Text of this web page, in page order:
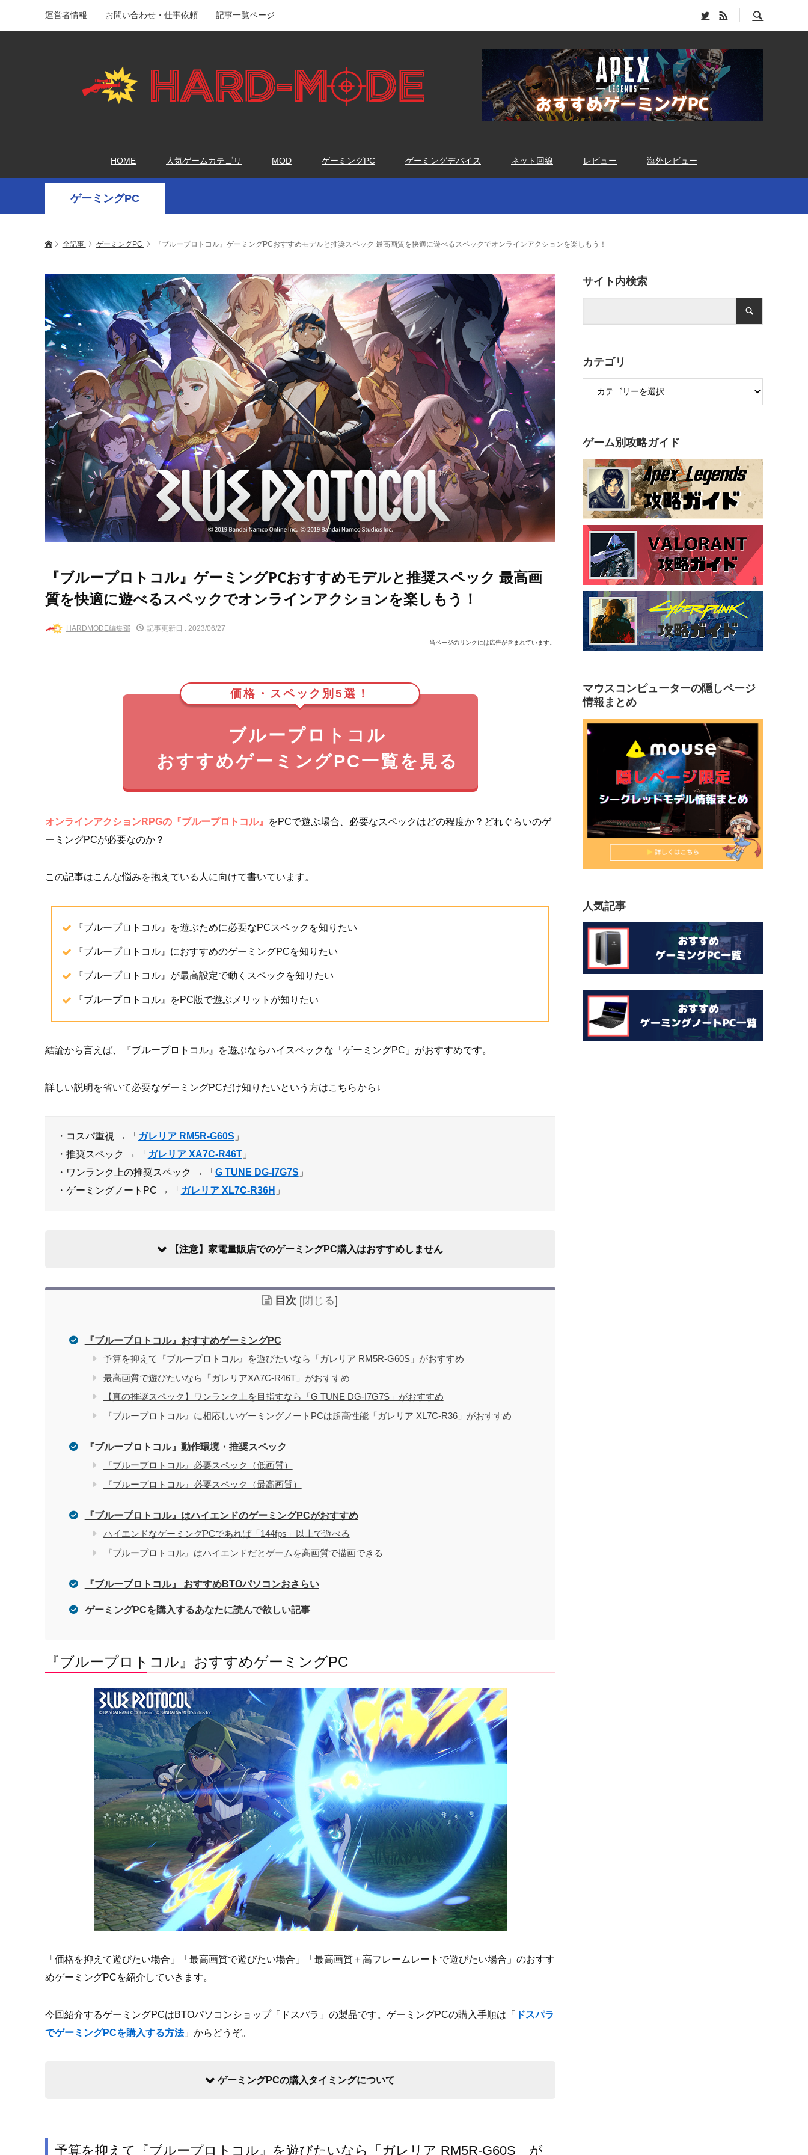
運営者情報 お問い合わせ・仕事依頼 記事一覧ページ
HOME 人気ゲームカテゴリ MOD ゲーミングPC ゲーミングデバイス ネット回線 レビュー 海外レビュー
ゲーミングPC
全記事 ゲーミングPC 『ブループロトコル』ゲーミングPCおすすめモデルと推奨スペック 最高画質を快適に遊べるスペックでオンラインアクションを楽しもう！
『ブループロトコル』ゲーミングPCおすすめモデルと推奨スペック 最高画
質を快適に遊べるスペックでオンラインアクションを楽しもう！
HARDMODE編集部 記事更新日 : 2023/06/27
当ページのリンクには広告が含まれています。
価格・スペック別5選！
ブループロトコル
おすすめゲーミングPC一覧を見る
オンラインアクションRPGの『ブループロトコル』
をPCで遊ぶ場合、必要なスペックはどの程度か？どれぐらいのゲ
ーミングPCが必要なのか？
この記事はこんな悩みを抱えている人に向けて書いています。
『ブループロトコル』を遊ぶために必要なPCスペックを知りたい
『ブループロトコル』におすすめのゲーミングPCを知りたい
『ブループロトコル』が最高設定で動くスペックを知りたい
『ブループロトコル』をPC版で遊ぶメリットが知りたい
結論から言えば、『ブループロトコル』を遊ぶならハイスペックな「ゲーミングPC」がおすすめです。
詳しい説明を省いて必要なゲーミングPCだけ知りたいという方はこちらから↓
・コスパ重視 → 「 ガレリア RM5R-G60S 」
・推奨スペック → 「 ガレリア XA7C-R46T」
・ワンランク上の推奨スペック → 「 G TUNE DG-I7G7S 」
・ゲーミングノートPC → 「 ガレリア XL7C-R36H 」
【注意】家電量販店でのゲーミングPC購入はおすすめしません
家電量販店で買う際のデメリット
関連記事 電気屋や家電量販店でのパソコン購入をおすすめしない理由
目次 [閉じる]
『ブループロトコル』おすすめゲーミングPC
予算を抑えて『ブループロトコル』を遊びたいなら「ガレリア RM5R-G60S」がおすすめ
最高画質で遊びたいなら「ガレリアXA7C-R46T」がおすすめ
【真の推奨スペック】ワンランク上を目指すなら「G TUNE DG-I7G7S」がおすすめ
『ブループロトコル』に相応しいゲーミングノートPCは超高性能「ガレリア XL7C-R36」がおすすめ
『ブループロトコル』動作環境・推奨スペック
『ブループロトコル』必要スペック（低画質）
『ブループロトコル』必要スペック（最高画質）
『ブループロトコル』はハイエンドのゲーミングPCがおすすめ
ハイエンドなゲーミングPCであれば「144fps」以上で遊べる
『ブループロトコル』はハイエンドだとゲームを高画質で描画できる
『ブループロトコル』 おすすめBTOパソコンおさらい
ゲーミングPCを購入するあなたに読んで欲しい記事
『ブループロトコル』おすすめゲーミングPC
「価格を抑えて遊びたい場合」「最高画質で遊びたい場合」「最高画質＋高フレームレートで遊びたい場合」のおすす
めゲーミングPCを紹介していきます。
今回紹介するゲーミングPCはBTOパソコンショップ「ドスパラ」の製品です。ゲーミングPCの購入手順は「
ドスパラ
でゲーミングPCを購入する方法」からどうぞ。
ゲーミングPCの購入タイミングについて
予算を抑えて『ブループロトコル』を遊びたいなら「ガレリア RM5R-G60S」が
サイト内検索
カテゴリ
ゲーム別攻略ガイド
マウスコンピューターの隠しページ
情報まとめ
人気記事